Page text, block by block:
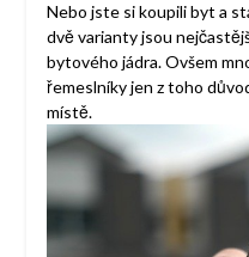
Nebo jste si koupili byt a
dvě varianty jsou
bytového jádra. Ovšem
řemeslníky jen z toho
místě.